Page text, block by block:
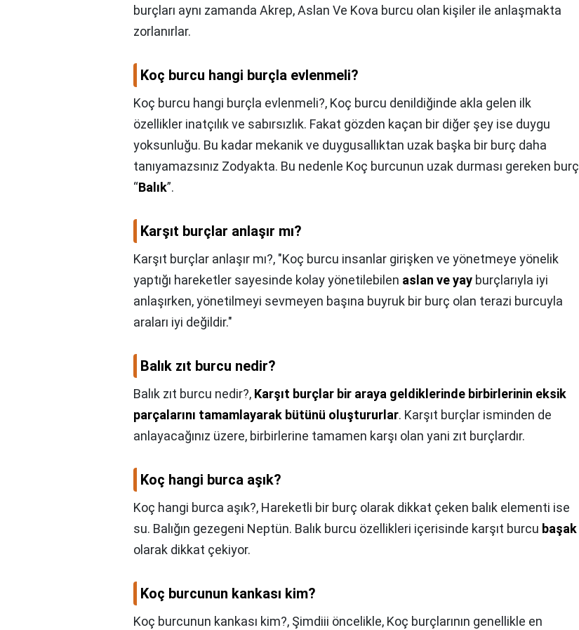
burçları aynı zamanda Akrep, Aslan Ve Kova burcu olan kişiler ile anlaşmakta
zorlanırlar.
Koç burcu hangi burçla evlenmeli?
Koç burcu hangi burçla evlenmeli?, Koç burcu denildiğinde akla gelen ilk
özellikler inatçılık ve sabırsızlık. Fakat gözden kaçan bir diğer şey ise duygu
yoksunluğu. Bu kadar mekanik ve duygusallıktan uzak başka bir burç daha
tanıyamazsınız Zodyakta. Bu nedenle Koç burcunun uzak durması gereken burç
“Balık”.
Karşıt burçlar anlaşır mı?
Karşıt burçlar anlaşır mı?, "Koç burcu insanlar girişken ve yönetmeye yönelik
yaptığı hareketler sayesinde kolay yönetilebilen aslan ve yay burçlarıyla iyi
anlaşırken, yönetilmeyi sevmeyen başına buyruk bir burç olan terazi burcuyla
araları iyi değildir."
Balık zıt burcu nedir?
Balık zıt burcu nedir?, Karşıt burçlar bir araya geldiklerinde birbirlerinin eksik
parçalarını tamamlayarak bütünü oluştururlar. Karşıt burçlar isminden de
anlayacağınız üzere, birbirlerine tamamen karşı olan yani zıt burçlardır.
Koç hangi burca aşık?
Koç hangi burca aşık?, Hareketli bir burç olarak dikkat çeken balık elementi ise
su. Balığın gezegeni Neptün. Balık burcu özellikleri içerisinde karşıt burcu başak
olarak dikkat çekiyor.
Koç burcunun kankası kim?
Koç burcunun kankası kim?, Şimdiii öncelikle, Koç burçlarının genellikle en